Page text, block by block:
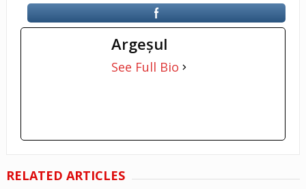
Argeşul
See Full Bio
RELATED ARTICLES